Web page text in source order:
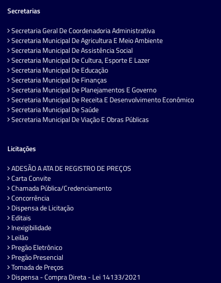
Secretarias
Secretaria Geral De Coordenadoria Administrativa
Secretaria Municipal De Agricultura E Meio Ambiente
Secretaria Municipal De Assistência Social
Secretaria Municipal De Cultura, Esporte E Lazer
Secretaria Municipal De Educação
Secretaria Municipal De Finanças
Secretaria Municipal De Planejamentos E Governo
Secretaria Municipal De Receita E Desenvolvimento Econômico
Secretaria Municipal De Saúde
Secretaria Municipal De Viação E Obras Públicas
Licitações
ADESÃO A ATA DE REGISTRO DE PREÇOS
Carta Convite
Chamada Pública/Credenciamento
Concorrência
Dispensa de Licitação
Editais
Inexigibilidade
Leilão
Pregão Eletrônico
Pregão Presencial
Tomada de Preços
Dispensa - Compra Direta - Lei 14133/2021